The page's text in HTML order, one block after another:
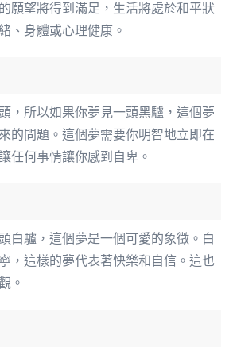
願望將得到滿足，生活將處於和平狀
、身體或心理健康。
，所以如果你夢見一頭黑驢，這個夢
的問題。這個夢需要你明智地立即在
任何事情讓你感到自卑。
白驢，這個夢是一個可愛的象徵。白
，這樣的夢代表著快樂和自信。這也
。